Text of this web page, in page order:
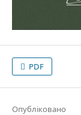
PDF
Опубліковано